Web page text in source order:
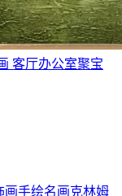
客厅办公室聚宝
画手绘名画克林姆